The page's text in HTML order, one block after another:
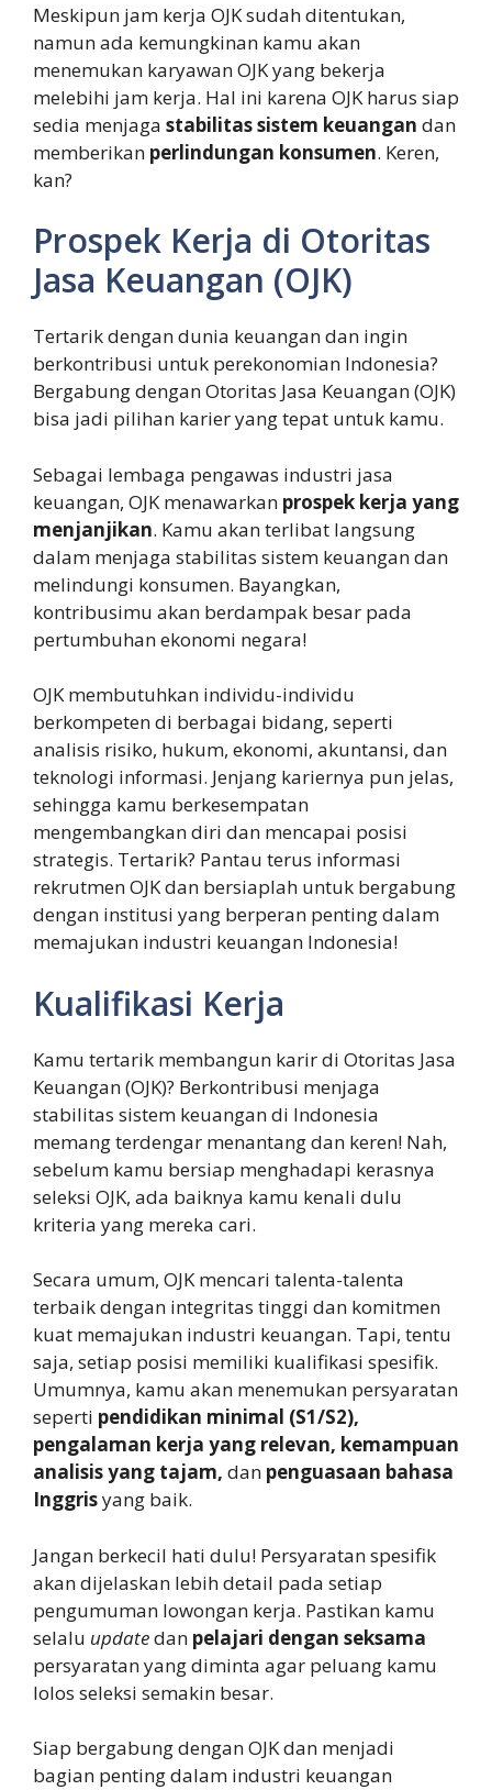
Meskipun jam kerja OJK sudah ditentukan,
namun ada kemungkinan kamu akan
menemukan karyawan OJK yang bekerja
melebihi jam kerja. Hal ini karena OJK harus siap
sedia menjaga stabilitas sistem keuangan dan
memberikan perlindungan konsumen. Keren,
kan?
Prospek Kerja di Otoritas
Jasa Keuangan (OJK)
Tertarik dengan dunia keuangan dan ingin
berkontribusi untuk perekonomian Indonesia?
Bergabung dengan Otoritas Jasa Keuangan (OJK)
bisa jadi pilihan karier yang tepat untuk kamu.
Sebagai lembaga pengawas industri jasa
keuangan, OJK menawarkan prospek kerja yang
menjanjikan. Kamu akan terlibat langsung
dalam menjaga stabilitas sistem keuangan dan
melindungi konsumen. Bayangkan,
kontribusimu akan berdampak besar pada
pertumbuhan ekonomi negara!
OJK membutuhkan individu-individu
berkompeten di berbagai bidang, seperti
analisis risiko, hukum, ekonomi, akuntansi, dan
teknologi informasi. Jenjang kariernya pun jelas,
sehingga kamu berkesempatan
mengembangkan diri dan mencapai posisi
strategis. Tertarik? Pantau terus informasi
rekrutmen OJK dan bersiaplah untuk bergabung
dengan institusi yang berperan penting dalam
memajukan industri keuangan Indonesia!
Kualifikasi Kerja
Kamu tertarik membangun karir di Otoritas Jasa
Keuangan (OJK)? Berkontribusi menjaga
stabilitas sistem keuangan di Indonesia
memang terdengar menantang dan keren! Nah,
sebelum kamu bersiap menghadapi kerasnya
seleksi OJK, ada baiknya kamu kenali dulu
kriteria yang mereka cari.
Secara umum, OJK mencari talenta-talenta
terbaik dengan integritas tinggi dan komitmen
kuat memajukan industri keuangan. Tapi, tentu
saja, setiap posisi memiliki kualifikasi spesifik.
Umumnya, kamu akan menemukan persyaratan
seperti pendidikan minimal (S1/S2),
pengalaman kerja yang relevan, kemampuan
analisis yang tajam, dan penguasaan bahasa
Inggrisyang baik.
Jangan berkecil hati dulu! Persyaratan spesifik
akan dijelaskan lebih detail pada setiap
pengumuman lowongan kerja. Pastikan kamu
selalu updatedan pelajari dengan seksama
persyaratan yang diminta agar peluang kamu
lolos seleksi semakin besar.
Siap bergabung dengan OJK dan menjadi
bagian penting dalam industri keuangan